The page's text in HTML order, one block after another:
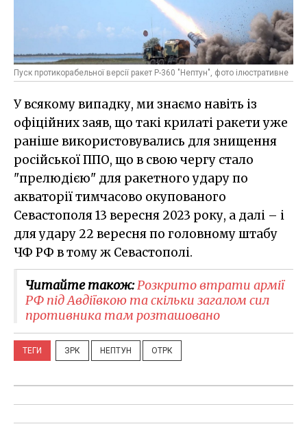
Пуск протикорабельної версії ракет Р-360 "Нептун", фото ілюстративне
У всякому випадку, ми знаємо навіть із
офіційних заяв, що такі крилаті ракети уже
раніше використовувались для знищення
російської ППО, що в свою чергу стало
"прелюдією" для ракетного удару по
акваторії тимчасово окупованого
Севастополя 13 вересня 2023 року, а далі – і
для удару 22 вересня по головному штабу
ЧФ РФ в тому ж Севастополі.
Читайте також:Розкрито втрати армії
РФ під Авдіївкою та скільки загалом сил
противника там розташовано
ТЕГИ ЗРК НЕПТУН ОТРК